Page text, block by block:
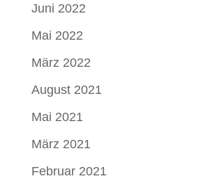
Juni 2022
Mai 2022
März 2022
August 2021
Mai 2021
März 2021
Februar 2021